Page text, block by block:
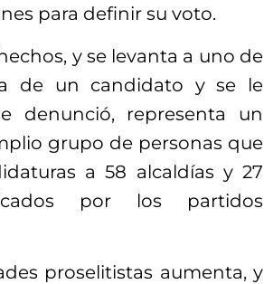
para definir su voto.
y se levanta a uno de
de un candidato y se le
denunció, representa un
grupo de personas que
a 58 alcaldías y 27
por los partidos
proselitistas aumenta, y